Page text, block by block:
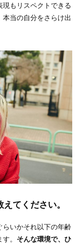
もリスペクトできる
当の自分をさらけ出
てください。
らいかそれ以下の年齢
。 そんな環境で、ひ